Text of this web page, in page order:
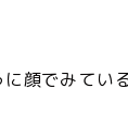
顔でみてい